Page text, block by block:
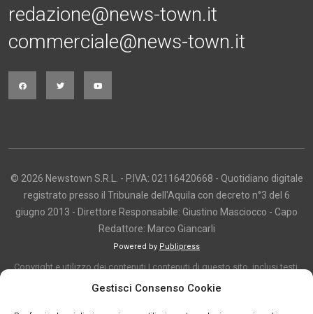
Gestisci Consenso Cookie
redazione@news-town.it
commerciale@news-town.it
© 2026 Newstown S.R.L. - P.IVA: 02116420668 - Quotidiano digitale
registrato presso il Tribunale dell'Aquila con decreto n°3 del 6
giugno 2013 - Direttore Responsabile: Giustino Masciocco - Capo
Redattore: Marco Giancarli
Powered by Publipress
Copyright e utilizzo dei contenuti I contenuti di questo sito, inclusi testi,
articoli, immagini, fotografie, video e grafica, sono protetti da copyright e